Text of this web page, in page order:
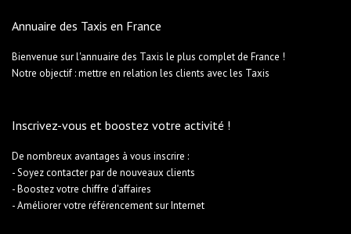
Annuaire des Taxis en France
Bienvenue sur l'annuaire des Taxis le plus complet de France !
Notre objectif : mettre en relation les clients avec les Taxis
Inscrivez-vous et boostez votre activité !
De nombreux avantages à vous inscrire :
- Soyez contacter par de nouveaux clients
- Boostez votre chiffre d'affaires
- Améliorer votre référencement sur Internet